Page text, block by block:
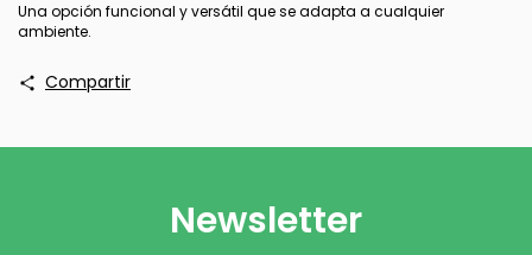
Una opción funcional y versátil que se adapta a cualquier
ambiente.
Compartir
Newsletter